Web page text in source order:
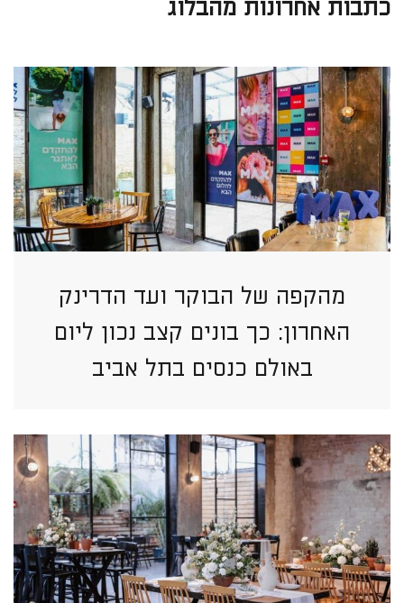
כתבות אחרונות מהבלוג
מהקפה של הבוקר ועד הדרינק
האחרון: כך בונים קצב נכון ליום
באולם כנסים בתל אביב